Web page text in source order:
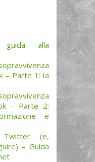
guida alla
– Parte 1: la
– Parte 2:
e
(e,
– Guida